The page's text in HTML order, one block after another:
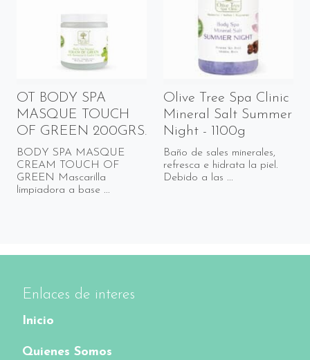
OT BODY SPA
MASQUE TOUCH
OF GREEN 200GRS.
BODY SPA MASQUE
CREAM TOUCH OF
GREEN Mascarilla
limpiadora a base ...
Olive Tree Spa Clinic
Mineral Salt Summer
Night - 1100g
Baño de sales minerales,
refresca e hidrata la piel.
Debido a las ...
Enlaces de interes
Inicio
Quienes Somos